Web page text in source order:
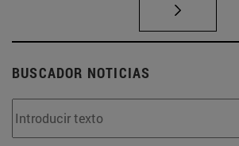
BUSCADOR NOTICIAS